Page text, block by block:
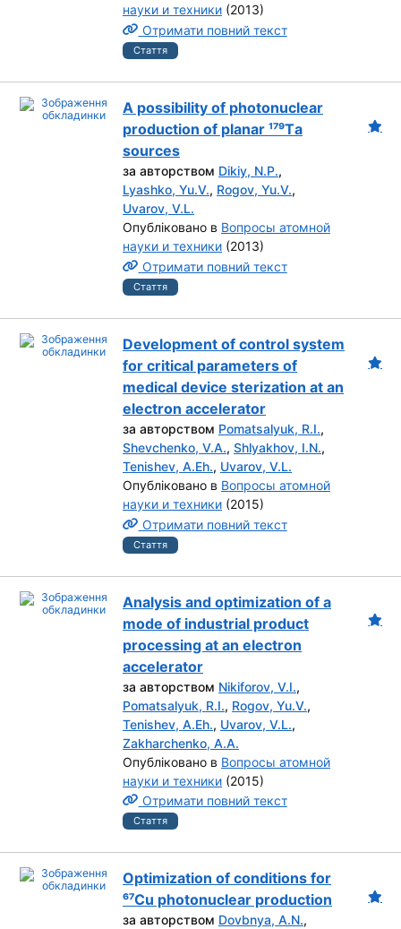
науки и техники (2013)
Отримати повний текст
Стаття
A possibility of photonuclear
production of planar ¹⁷⁹Tа
sources
за авторством Dikiy, N.P.,
Lyashko, Yu.V., Rogov, Yu.V.,
Uvarov, V.L.
Опубліковано в Вопросы атомной
науки и техники (2013)
Отримати повний текст
Стаття
Development of control system
for critical parameters of
medical device sterization at an
electron accelerator
за авторством Pomatsalyuk, R.I.,
Shevchenko, V.A., Shlyakhov, I.N.,
Tenishev, A.Eh., Uvarov, V.L.
Опубліковано в Вопросы атомной
науки и техники (2015)
Отримати повний текст
Стаття
Analysis and optimization of a
mode of industrial product
processing at an electron
accelerator
за авторством Nikiforov, V.I.,
Pomatsalyuk, R.I., Rogov, Yu.V.,
Tenishev, A.Eh., Uvarov, V.L.,
Zakharchenko, A.A.
Опубліковано в Вопросы атомной
науки и техники (2015)
Отримати повний текст
Стаття
Optimization of conditions for
⁶⁷Cu photonuclear production
за авторством Dovbnya, A.N.,